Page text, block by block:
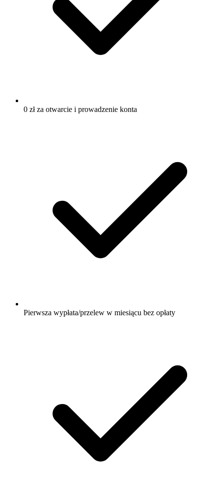
0 zł za otwarcie i prowadzenie konta
Pierwsza wypłata/przelew w miesiącu bez opłaty